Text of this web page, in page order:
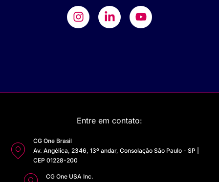
Entre em contato:
CG One Brasil
Av. Angélica, 2346, 13º andar, Consolação São Paulo - SP |
CEP 01228-200
CG One USA Inc.